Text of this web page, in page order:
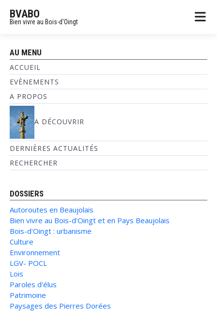
BVABO
Bien vivre au Bois-d'Oingt
AU MENU
ACCUEIL
EVÈNEMENTS
A PROPOS
A DÉCOUVRIR
DERNIÈRES ACTUALITÉS
RECHERCHER
DOSSIERS
Autoroutes en Beaujolais
Bien vivre au Bois-d'Oingt et en Pays Beaujolais
Bois-d'Oingt : urbanisme
Culture
Environnement
LGV- POCL
Lois
Paroles d'élus
Patrimoine
Paysages des Pierres Dorées